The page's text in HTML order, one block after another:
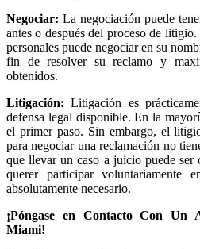
Negociar: La negociación puede
antes o después del proceso de
personales puede negociar en su
fin de resolver su reclamo y
obtenidos.
Litigación:Litigación es
defensa legal disponible. En la
el primer paso. Sin embargo, el
para negociar una reclamación no
que llevar un caso a juicio puede ser
querer participar voluntariamente
absolutamente necesario.
¡Póngase en Contacto Con Un
Miami!